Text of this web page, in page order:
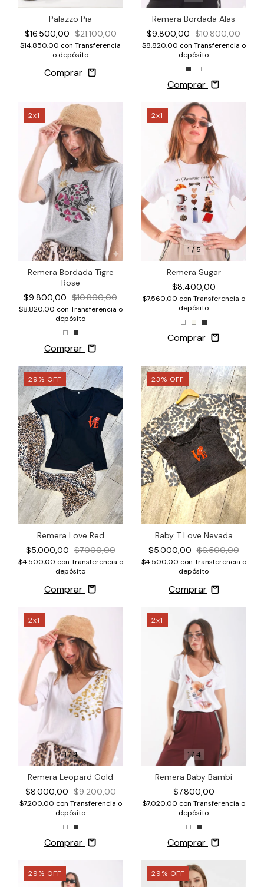
Palazzo Pia
$16.500,00 $21.100,00
$14.850,00 con Transferencia
o depósito
Comprar
Remera Bordada Alas
$9.800,00 $10.800,00
$8.820,00 con Transferencia o
depósito
Comprar
1/4
2x1
Remera Bordada Tigre
Rose
$9.800,00 $10.800,00
$8.820,00 con Transferencia o
depósito
Comprar
1 / 5
2x1
Remera Sugar
$8.400,00
$7.560,00 con Transferencia o
depósito
Comprar
29% OFF
Remera Love Red
$5.000,00 $7.000,00
$4.500,00 con Transferencia o
depósito
Comprar
23% OFF
Baby T Love Nevada
$5.000,00 $6.500,00
$4.500,00 con Transferencia o
depósito
1/4
2x1
Remera Leopard Gold
$8.000,00 $9.200,00
$7.200,00 con Transferencia o
depósito
Comprar
1/4
2x1
Remera Baby Bambi
$7.800,00
$7.020,00 con Transferencia o
depósito
Comprar
29% OFF 29% OFF